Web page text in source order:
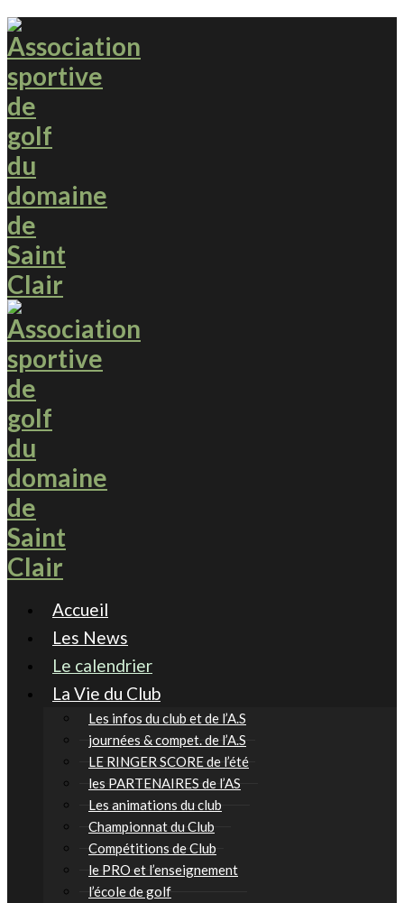
Accueil
Les News
Le calendrier
La Vie du Club
Les infos du club et de l’A.S
journées & compet. de l’A.S
LE RINGER SCORE de l’été
les PARTENAIRES de l’AS
Les animations du club
Championnat du Club
Compétitions de Club
le PRO et l’enseignement
l’école de golf